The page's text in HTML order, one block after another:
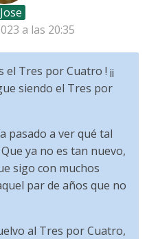
Jose
a las 20:35
Tres por Cuatro ! ¡¡
siendo el Tres por
pasado a ver qué tal
Que ya no es tan nuevo,
sigo con muchos
par de años que no
al Tres por Cuatro,